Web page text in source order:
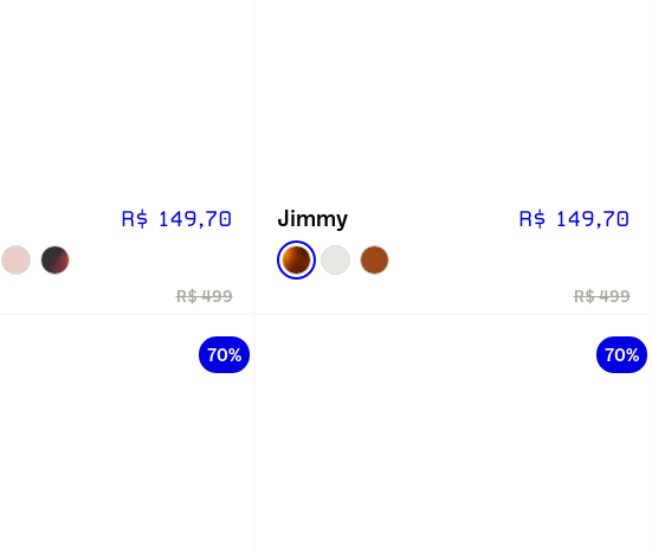
R$ 149,70
R$ 499
Jimmy R$ 149,70
R$ 499
70% 70%